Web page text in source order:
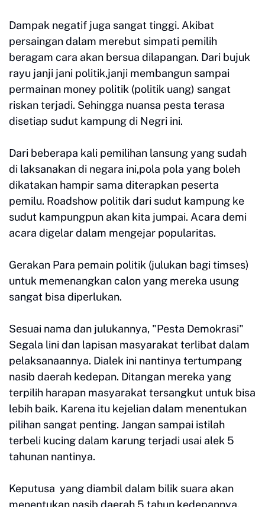
Dampak negatif juga sangat tinggi. Akibat
persaingan dalam merebut simpati pemilih
beragam cara akan bersua dilapangan. Dari bujuk
rayu janji jani politik,janji membangun sampai
permainan money politik (politik uang) sangat
riskan terjadi. Sehingga nuansa pesta terasa
disetiap sudut kampung di Negri ini.
Dari beberapa kali pemilihan lansung yang sudah
di laksanakan di negara ini,pola pola yang boleh
dikatakan hampir sama diterapkan peserta
pemilu. Roadshow politik dari sudut kampung ke
sudut kampungpun akan kita jumpai. Acara demi
acara digelar dalam mengejar popularitas.
Gerakan Para pemain politik (julukan bagi timses)
untuk memenangkan calon yang mereka usung
sangat bisa diperlukan.
Sesuai nama dan julukannya, "Pesta Demokrasi"
Segala lini dan lapisan masyarakat terlibat dalam
pelaksanaannya. Dialek ini nantinya tertumpang
nasib daerah kedepan. Ditangan mereka yang
terpilih harapan masyarakat tersangkut untuk bisa
lebih baik. Karena itu kejelian dalam menentukan
pilihan sangat penting. Jangan sampai istilah
terbeli kucing dalam karung terjadi usai alek 5
tahunan nantinya.
Keputusa yang diambil dalam bilik suara akan
menentukan nasib daerah 5 tahun kedepannya.